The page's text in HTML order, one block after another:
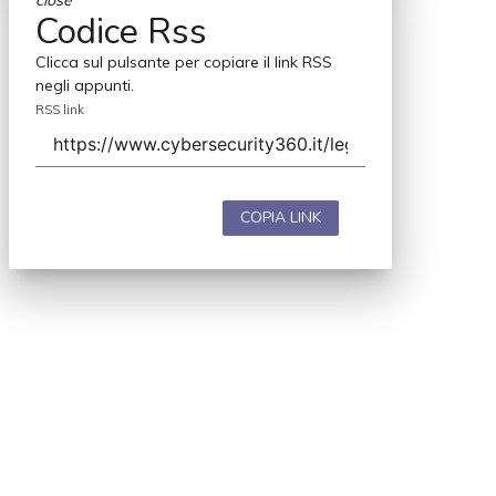
Codice Rss
Clicca sul pulsante per copiare il link RSS
negli appunti.
RSS link
COPIA LINK